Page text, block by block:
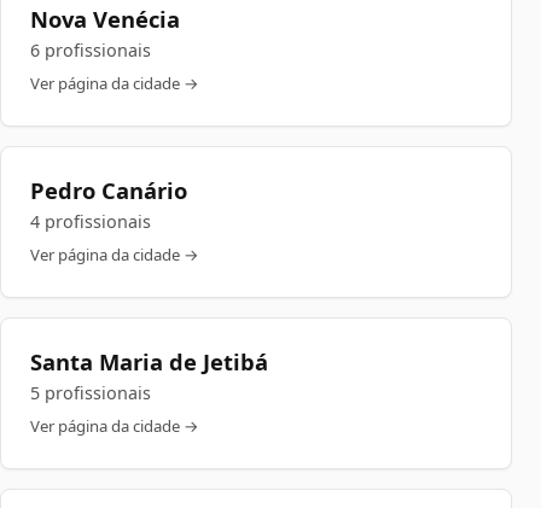
Nova Venécia
6 profissionais
Ver página da cidade →
Pedro Canário
4 profissionais
Ver página da cidade →
Santa Maria de Jetibá
5 profissionais
Ver página da cidade →